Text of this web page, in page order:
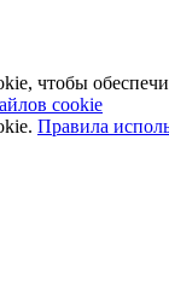
чтобы
cookie
Правила